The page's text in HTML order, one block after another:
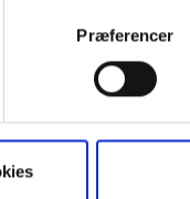
Præferencer
alene med. Med
der redder liv, til
pårørende.
håber, at vores
os tættere på en
Lars Bay-Smidt.